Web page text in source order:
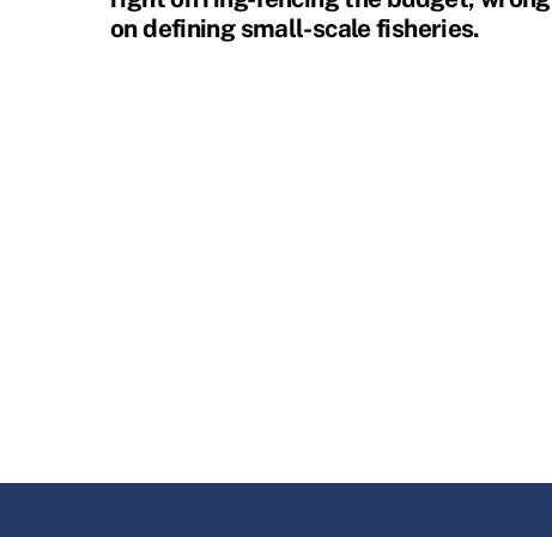
on defining small-scale fisheries.